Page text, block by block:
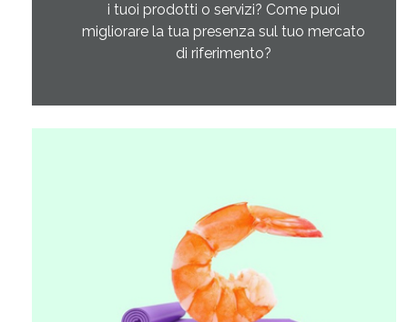
i tuoi prodotti o servizi? Come puoi
migliorare la tua presenza sul tuo mercato
di riferimento?